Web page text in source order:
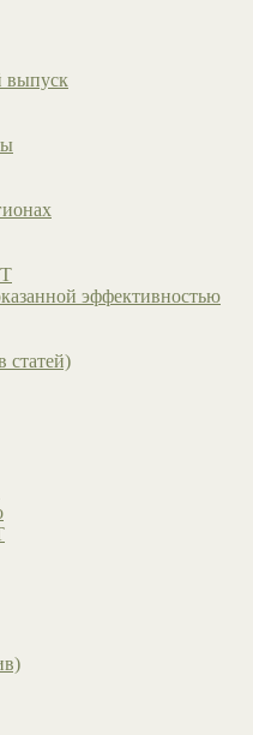
эффективностью
статей)